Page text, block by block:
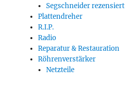
Segschneider rezensiert
Plattendreher
R.I.P.
Radio
Reparatur & Restauration
Röhrenverstärker
Netzteile